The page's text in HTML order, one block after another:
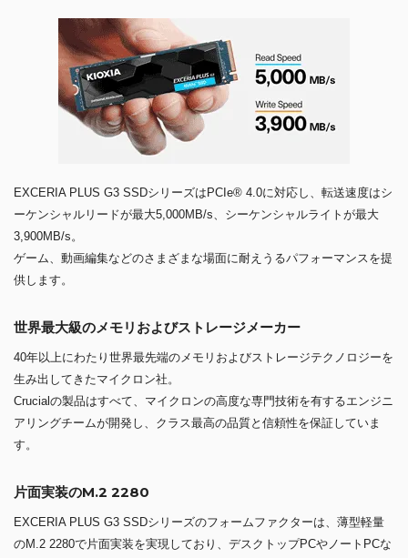
EXCERIA PLUS G3 SSDシリーズはPCIe® 4.0に対応し、転送速度はシ
ーケンシャルリードが最大5,000MB/s、シーケンシャルライトが最大
3,900MB/s。
ゲーム、動画編集などのさまざまな場面に耐えうるパフォーマンスを提
供します。
世界最大級のメモリおよびストレージメーカー
40年以上にわたり世界最先端のメモリおよびストレージテクノロジーを
生み出してきたマイクロン社。
Crucialの製品はすべて、マイクロンの高度な専門技術を有するエンジニ
アリングチームが開発し、クラス最高の品質と信頼性を保証していま
す。
片面実装のM.2 2280
EXCERIA PLUS G3 SSDシリーズのフォームファクターは、薄型軽量
のM.2 2280で片面実装を実現しており、デスクトップPCやノートPCな